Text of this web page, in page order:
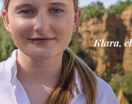
Articolo precedente
Ultima domenica di febbraio e di
sfilate in maschera: tutti gli eventi in
Valdarno nel prossimo weekend